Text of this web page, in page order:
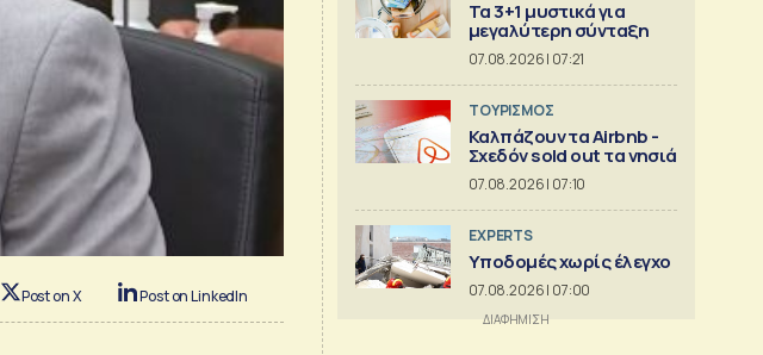
Post on X Post on LinkedIn
Τα 3+1 μυστικά για
μεγαλύτερη σύνταξη
07.08.2026 | 07:21
ΤΟΥΡΙΣΜΟΣ
Καλπάζουν τα Airbnb -
Σχεδόν sold out τα νησιά
07.08.2026 | 07:10
EXPERTS
Υποδομές χωρίς έλεγχο
07.08.2026 | 07:00